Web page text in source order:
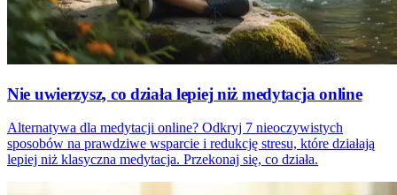
Nie uwierzysz, co działa lepiej niż medytacja online
Alternatywa dla medytacji online? Odkryj 7 nieoczywistych
sposobów na prawdziwe wsparcie i redukcję stresu, które działają
lepiej niż klasyczna medytacja. Przekonaj się, co działa.